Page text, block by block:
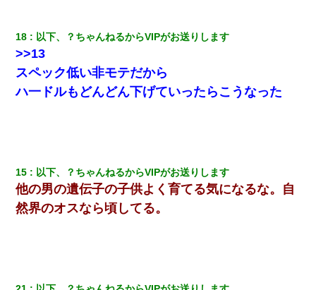
18 以下、？ちゃんねるからVIPがお送りします
>>13
スペック低い非モテだから
ハ一ドルもどんどん下げていったらこうなった
15 以下、？ちゃんねるからVIPがお送りします
他の男の遺伝子の子供よく育てる気になるな。自
然界のオスなら頃してる。